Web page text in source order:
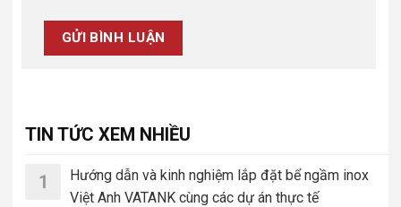
TIN TỨC XEM NHIỀU
1
Hướng dẫn và kinh nghiệm lắp đặt bể ngầm inox
Việt Anh VATANK cùng các dự án thực tế